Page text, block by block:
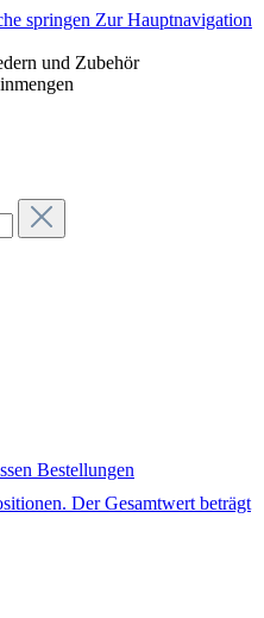
springen Zur Hauptnavigation
und Zubehör
Bestellungen
Der Gesamtwert beträgt